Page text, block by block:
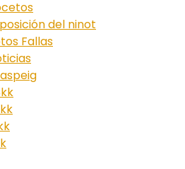
del ninot
Fallas